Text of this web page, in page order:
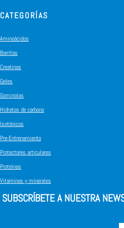
CATEGORÍAS
Aminoácidos
Barritas
Creatinas
Geles
Gominolas
Hidratos de carbono
Isotónicos
Pre-Entrenamiento
Protectores articulares
Proteínas
Vitaminas y minerales
SUBSCRÍBETE A NUESTRA